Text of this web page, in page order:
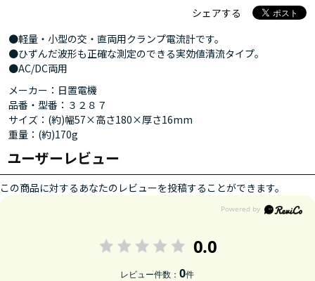
シェアする
●軽量・小型の交・直両用クランプ電流計です。
●ひずんだ波形も正確な測定のできる実効値清流タイプ。
●AC/DC両用
メーカー：日置電機
品番・型番：３２８７
サイズ：(約)幅57×高さ180×厚さ16mm
重量：(約)170g
ユーザーレビュー
この商品に対するあなたのレビューを投稿することができます。
0.0
レビュー件数：0件